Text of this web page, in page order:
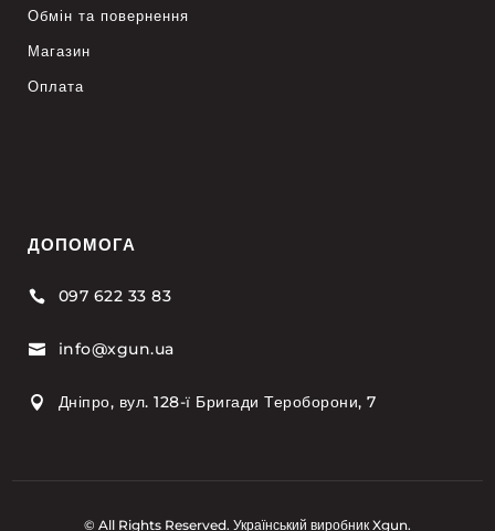
Обмін та повернення
Магазин
Оплата
ДОПОМОГА
 097 622 33 83
 info@xgun.ua
 Дніпро, вул. 128-ї Бригади Тероборони, 7
© All Rights Reserved. Український виробник Xgun.